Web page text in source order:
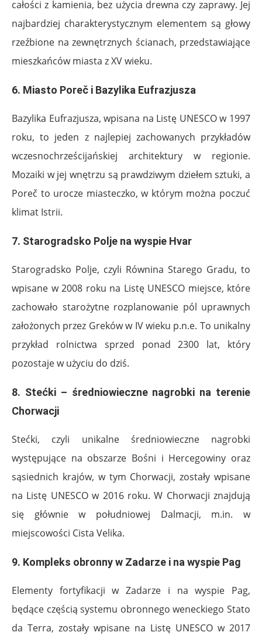
całości z kamienia, bez użycia drewna czy zaprawy. Jej
najbardziej charakterystycznym elementem są głowy
rzeźbione na zewnętrznych ścianach, przedstawiające
mieszkańców miasta z XV wieku.
6. Miasto Poreč i Bazylika Eufrazjusza
Bazylika Eufrazjusza, wpisana na Listę UNESCO w 1997
roku, to jeden z najlepiej zachowanych przykładów
wczesnochrześcijańskiej architektury w regionie.
Mozaiki w jej wnętrzu są prawdziwym dziełem sztuki, a
Poreč to urocze miasteczko, w którym można poczuć
klimat Istrii.
7. Starogradsko Polje na wyspie Hvar
Starogradsko Polje, czyli Równina Starego Gradu, to
wpisane w 2008 roku na Listę UNESCO miejsce, które
zachowało starożytne rozplanowanie pól uprawnych
założonych przez Greków w IV wieku p.n.e. To unikalny
przykład rolnictwa sprzed ponad 2300 lat, który
pozostaje w użyciu do dziś.
8. Stećki – średniowieczne nagrobki na terenie
Chorwacji
Stećki, czyli unikalne średniowieczne nagrobki
występujące na obszarze Bośni i Hercegowiny oraz
sąsiednich krajów, w tym Chorwacji, zostały wpisane
na Listę UNESCO w 2016 roku. W Chorwacji znajdują
się głównie w południowej Dalmacji, m.in. w
miejscowości Cista Velika.
9. Kompleks obronny w Zadarze i na wyspie Pag
Elementy fortyfikacji w Zadarze i na wyspie Pag,
będące częścią systemu obronnego weneckiego Stato
da Terra, zostały wpisane na Listę UNESCO w 2017